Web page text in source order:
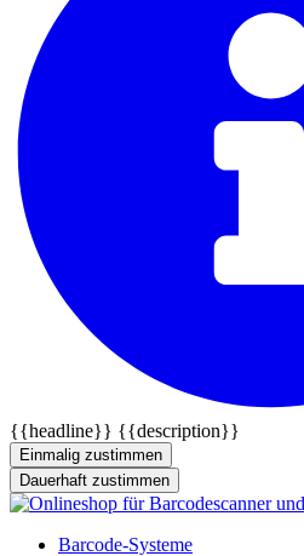
{{headline}} {{description}}
Einmalig zustimmen
Dauerhaft zustimmen
Barcode-Systeme